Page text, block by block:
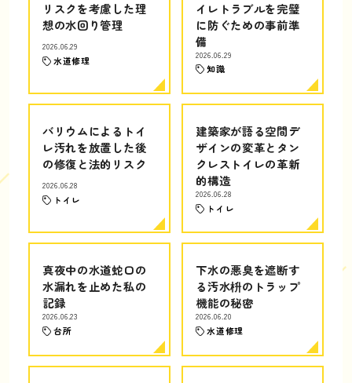
リスクを考慮した理
想の水回り管理
2026.06.29
水道修理
イレトラブルを完璧
に防ぐための事前準
備
2026.06.29
知識
バリウムによるトイ
レ汚れを放置した後
の修復と法的リスク
2026.06.28
トイレ
建築家が語る空間デ
ザインの変革とタン
クレストイレの革新
的構造
2026.06.28
トイレ
真夜中の水道蛇口の
水漏れを止めた私の
記録
2026.06.23
台所
下水の悪臭を遮断す
る汚水枡のトラップ
機能の秘密
2026.06.20
水道修理